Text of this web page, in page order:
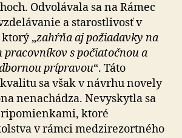
Odvolávala sa na Rámec
a starostlivosť v
„zahŕňa aj požiadavky na
s počiatočnou a
prípravou“. Táto
sa však v návrhu novely
nenachádza. Nevyskytla sa
ktoré
v rámci medzirezortného